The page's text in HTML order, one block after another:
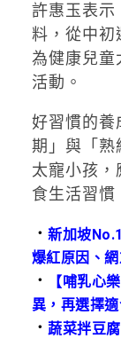
許惠玉表示
料，從中初
為健康兒童
活動。
好習慣的養
期」與「熟
太寵小孩，
食生活習慣
．新加坡
爆紅原因、
．
【哺乳心
異，再選擇
． 蔬菜拌豆